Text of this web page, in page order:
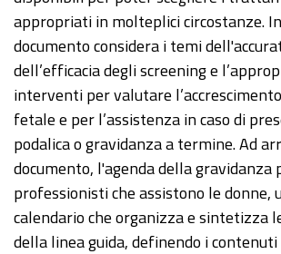
appropriati in molteplici circostanze.
documento considera i temi
dell’efficacia degli screening e
interventi per valutare
fetale e per l’assistenza in caso di
podalica o gravidanza a termine. Ad
documento, l'agenda della gravidanza
professionisti che assistono le donne,
calendario che organizza e sintetizza
della linea guida, definendo i